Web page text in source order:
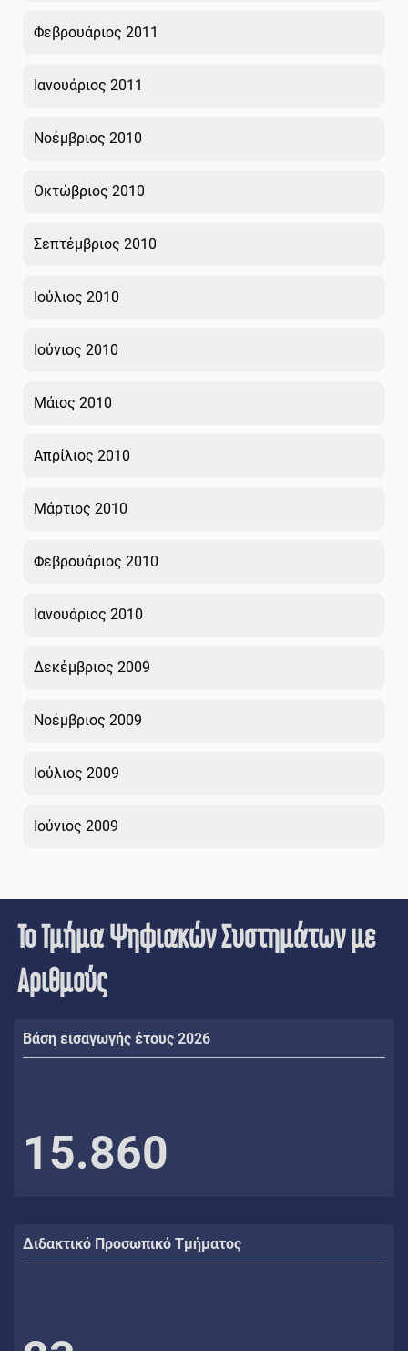
Φεβρουάριος 2011
Ιανουάριος 2011
Νοέμβριος 2010
Οκτώβριος 2010
Σεπτέμβριος 2010
Ιούλιος 2010
Ιούνιος 2010
Μάιος 2010
Απρίλιος 2010
Μάρτιος 2010
Φεβρουάριος 2010
Ιανουάριος 2010
Δεκέμβριος 2009
Νοέμβριος 2009
Ιούλιος 2009
Ιούνιος 2009
Το Τμήμα Ψηφιακών Συστημάτων με
Αριθμούς
Βάση εισαγωγής έτους 2026
15.860
Διδακτικό Προσωπικό Τμήματος